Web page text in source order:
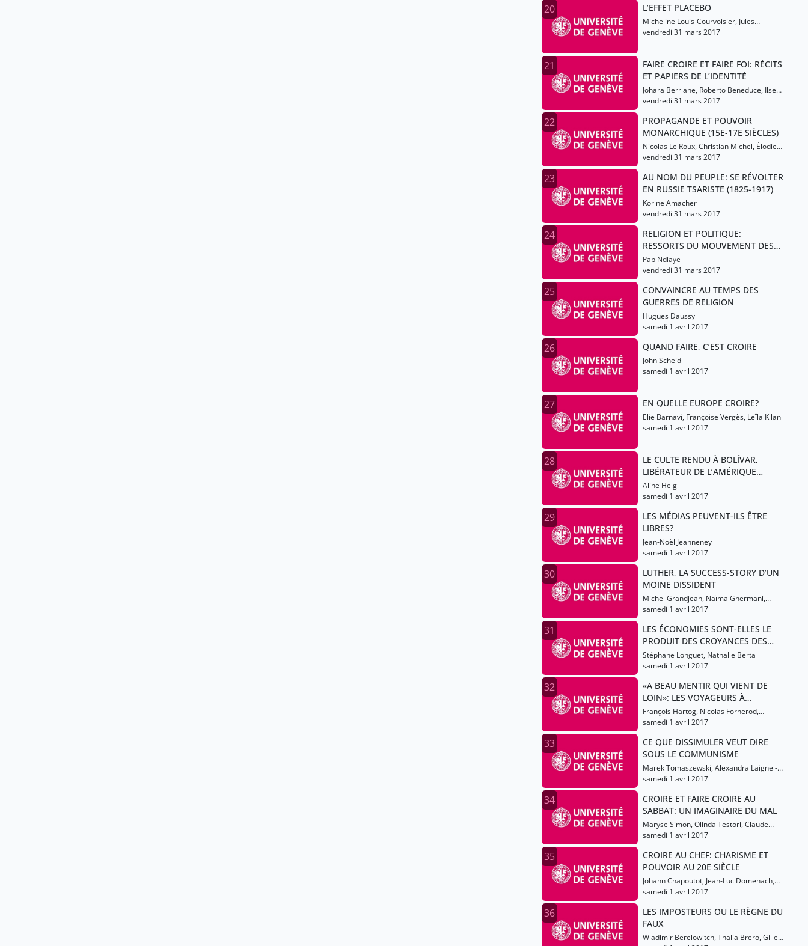
20 L’EFFET PLACEBO
Micheline Louis-Courvoisier, Jules
Desmeules, Eric Bonvin
vendredi 31 mars 2017
21
FAIRE CROIRE ET FAIRE FOI: RÉCITS
ET PAPIERS DE L’IDENTITÉ
Johara Berriane, Roberto Beneduce, Ilsen
About
vendredi 31 mars 2017
22
PROPAGANDE ET POUVOIR
MONARCHIQUE (15E-17E SIÈCLES)
Nicolas Le Roux, Christian Michel, Élodie
Lecuppre-Desjardin
vendredi 31 mars 2017
23
AU NOM DU PEUPLE: SE RÉVOLTER
EN RUSSIE TSARISTE (1825-1917)
Korine Amacher
vendredi 31 mars 2017
24
RELIGION ET POLITIQUE:
RESSORTS DU MOUVEMENT DES
DROITS CIVIQUES AUX ÉTATS-
UNIS?
Pap Ndiaye
vendredi 31 mars 2017
25
CONVAINCRE AU TEMPS DES
GUERRES DE RELIGION
Hugues Daussy
samedi 1 avril 2017
26 QUAND FAIRE, C’EST CROIRE
John Scheid
samedi 1 avril 2017
27 EN QUELLE EUROPE CROIRE?
Elie Barnavi, Françoise Vergès, Leïla Kilani
samedi 1 avril 2017
28
LE CULTE RENDU À BOLÍVAR,
LIBÉRATEUR DE L’AMÉRIQUE
LATINE
Aline Helg
samedi 1 avril 2017
29
LES MÉDIAS PEUVENT-ILS ÊTRE
LIBRES?
Jean-Noël Jeanneney
samedi 1 avril 2017
30
LUTHER, LA SUCCESS-STORY D’UN
MOINE DISSIDENT
Michel Grandjean, Naïma Ghermani,
Olivier Christin
samedi 1 avril 2017
31
LES ÉCONOMIES SONT-ELLES LE
PRODUIT DES CROYANCES DES
ÉCONOMISTES?
Stéphane Longuet, Nathalie Berta
samedi 1 avril 2017
32
«A BEAU MENTIR QUI VIENT DE
LOIN»: LES VOYAGEURS À
L’ÉPREUVE DU DOUTE (16E-17E
SIÈCLES)
François Hartog, Nicolas Fornerod,
Yasmine Atlas
samedi 1 avril 2017
33
CE QUE DISSIMULER VEUT DIRE
SOUS LE COMMUNISME
Marek Tomaszewski, Alexandra Laignel-
Lavastine
samedi 1 avril 2017
34
CROIRE ET FAIRE CROIRE AU
SABBAT: UN IMAGINAIRE DU MAL
Maryse Simon, Olinda Testori, Claude
Gauvard, Martine Ostorero
samedi 1 avril 2017
35
CROIRE AU CHEF: CHARISME ET
POUVOIR AU 20E SIÈCLE
Johann Chapoutot, Jean-Luc Domenach,
Yves Cohen
samedi 1 avril 2017
36
LES IMPOSTEURS OU LE RÈGNE DU
FAUX
Wladimir Berelowitch, Thalia Brero, Gilles